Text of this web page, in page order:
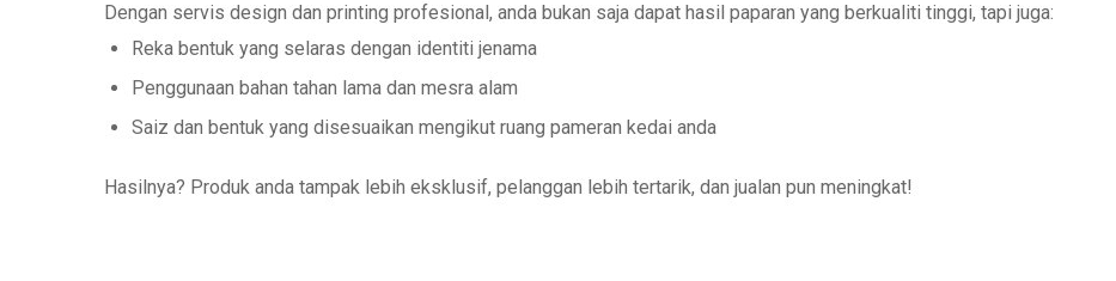
Dengan servis design dan printing profesional, anda bukan saja dapat hasil paparan yang berkualiti tinggi, tapi juga:
Reka bentuk yang selaras dengan identiti jenama
Penggunaan bahan tahan lama dan mesra alam
Saiz dan bentuk yang disesuaikan mengikut ruang pameran kedai anda
Hasilnya? Produk anda tampak lebih eksklusif, pelanggan lebih tertarik, dan jualan pun meningkat!